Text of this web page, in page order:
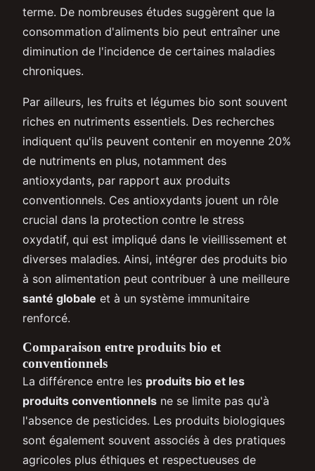
terme. De nombreuses études suggèrent que la
consommation d'aliments bio peut entraîner une
diminution de l'incidence de certaines maladies
chroniques.
Par ailleurs, les fruits et légumes bio sont souvent
riches en nutriments essentiels. Des recherches
indiquent qu'ils peuvent contenir en moyenne 20%
de nutriments en plus, notamment des
antioxydants, par rapport aux produits
conventionnels. Ces antioxydants jouent un rôle
crucial dans la protection contre le stress
oxydatif, qui est impliqué dans le vieillissement et
diverses maladies. Ainsi, intégrer des produits bio
à son alimentation peut contribuer à une meilleure
santé globale et à un système immunitaire
renforcé.
Comparaison entre produits bio et
conventionnels
La différence entre les produits bio et les
produits conventionnels ne se limite pas qu'à
l'absence de pesticides. Les produits biologiques
sont également souvent associés à des pratiques
agricoles plus éthiques et respectueuses de